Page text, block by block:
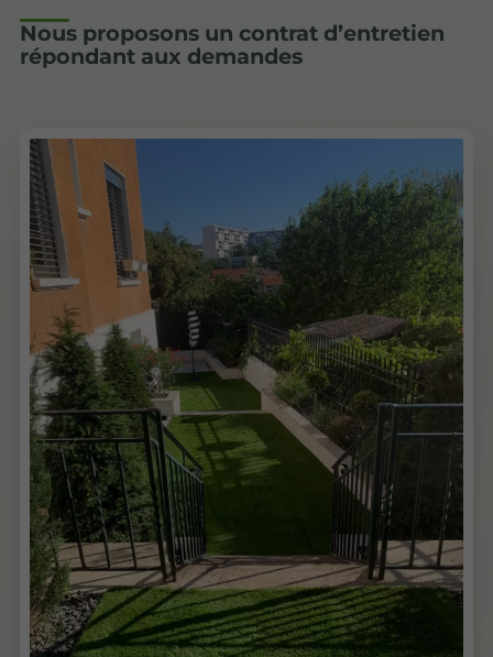
Nous proposons un contrat d’entretien
répondant aux demandes